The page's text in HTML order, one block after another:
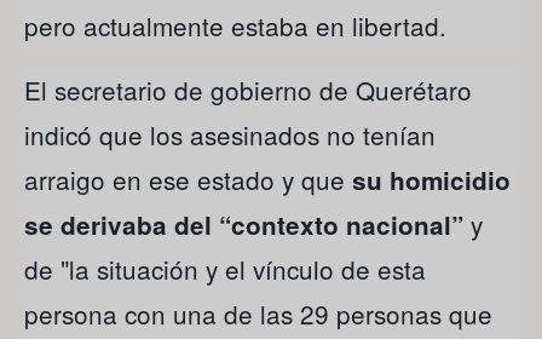
pero actualmente estaba en libertad.
El secretario de gobierno de Querétaro
indicó que los asesinados no tenían
arraigo en ese estado y que su homicidio
se derivaba del “contexto nacional” y
de "la situación y el vínculo de esta
persona con una de las 29 personas que